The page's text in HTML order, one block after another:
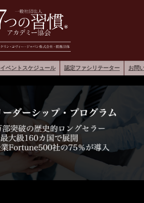
イベントスケジュール 認定ファシリテーター お問